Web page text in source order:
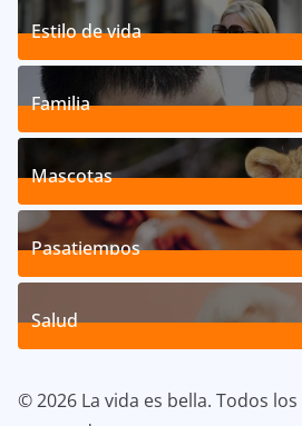
Estilo de vida
192Posts
Familia
527Posts
Mascotas
119Posts
Pasatiempos
39Posts
Salud
© 2026 La vida es bella. Todos